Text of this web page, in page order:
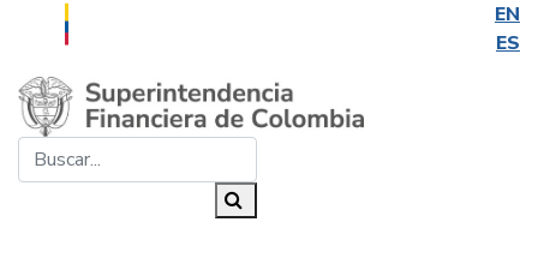
EN
ES
Saltar al contenido principal